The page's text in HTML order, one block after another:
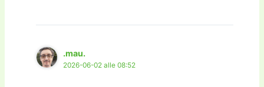
.mau.
2026-06-02 alle 08:52